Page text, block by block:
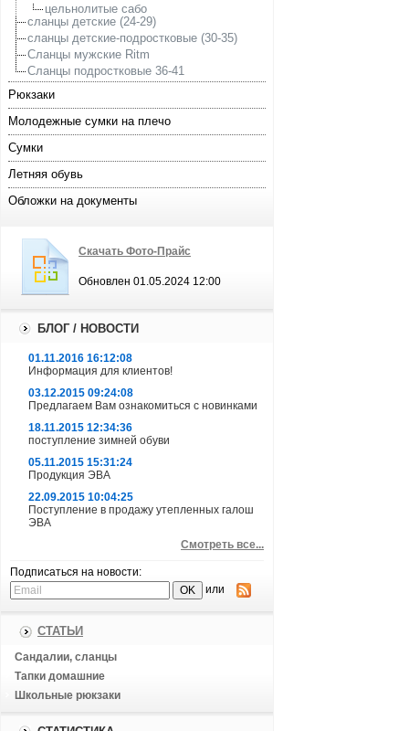
цельнолитые сабо
сланцы детские (24-29)
сланцы детские-подростковые (30-35)
Сланцы мужские Ritm
Сланцы подростковые 36-41
Рюкзаки
Молодежные сумки на плечо
Сумки
Летняя обувь
Обложки на документы
Скачать Фото-Прайс
Обновлен 01.05.2024 12:00
БЛОГ / НОВОСТИ
01.11.2016 16:12:08
Информация для клиентов!
03.12.2015 09:24:08
Предлагаем Вам ознакомиться с новинками
18.11.2015 12:34:36
поступление зимней обуви
05.11.2015 15:31:24
Продукция ЭВА
22.09.2015 10:04:25
Поступление в продажу утепленных галош
ЭВА
Смотреть все...
Подписаться на новости:
или
СТАТЬИ
Сандалии, сланцы
Тапки домашние
Школьные рюкзаки